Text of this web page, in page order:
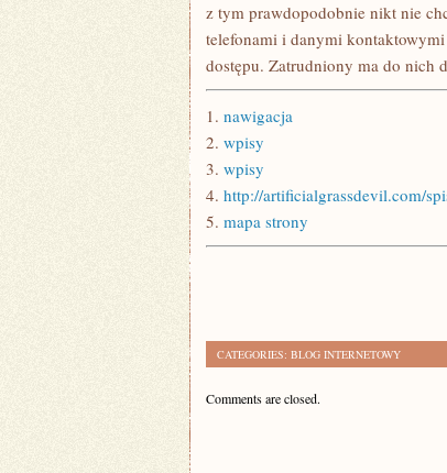
z tym prawdopodobnie nikt nie
telefonami i danymi
dostępu. Zatrudniony ma do nich
1. nawigacja
2. wpisy
3. wpisy
4. http://artificialgrassdevil.com/
5. mapa strony
CATEGORIES: BLOG INTERNETOWY
Comments are closed.